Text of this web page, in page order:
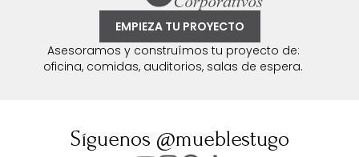
EMPIEZA TU PROYECTO
Asesoramos y construímos tu proyecto de:
oficina, comidas, auditorios, salas de espera.
Síguenos @mueblestugo